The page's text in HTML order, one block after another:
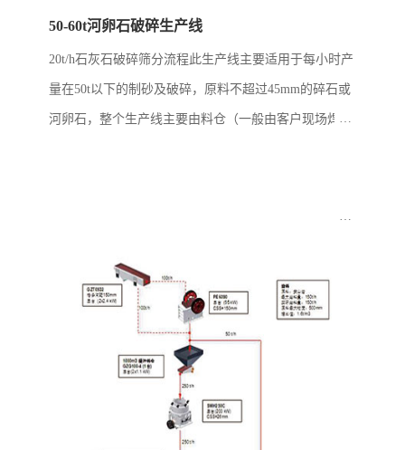
50-60t河卵石破碎生产线
20t/h石灰石破碎筛分流程此生产线主要适用于每小时产
量在50t以下的制砂及破碎，原料不超过45mm的碎石或
河卵石，整个生产线主要由料仓（一般由客户现场焊